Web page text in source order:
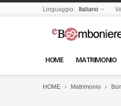
Linguaggio: Italiano
HOME MATRIMONIO
HOME Matrimonio